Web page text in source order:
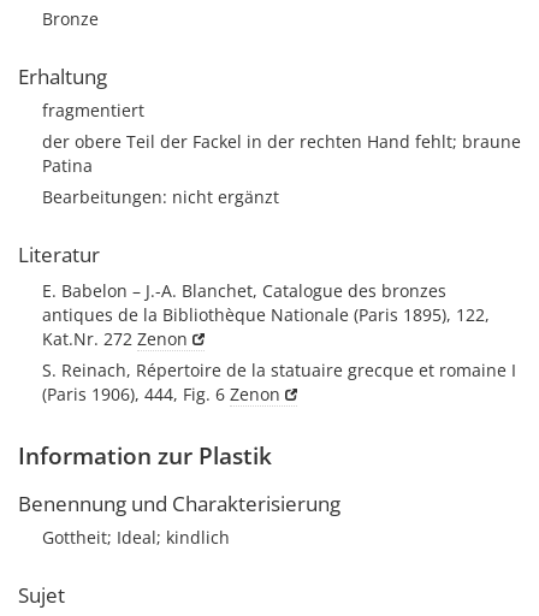
Bronze
Erhaltung
fragmentiert
der obere Teil der Fackel in der rechten Hand fehlt; braune
Patina
Bearbeitungen: nicht ergänzt
Literatur
E. Babelon – J.-A. Blanchet, Catalogue des bronzes
antiques de la Bibliothèque Nationale (Paris 1895), 122,
Kat.Nr. 272 Zenon
S. Reinach, Répertoire de la statuaire grecque et romaine I
(Paris 1906), 444, Fig. 6 Zenon
Information zur Plastik
Benennung und Charakterisierung
Gottheit; Ideal; kindlich
Sujet